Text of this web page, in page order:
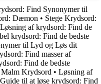
Find Synonymer til
Dæmon • Stege Krydsord:
Løsning af krydsord: Find de
krydsord: Find de bedste
til Lyd og Løs dit
Find masser af
Find de bedste
Krydsord • Løsning af
Guide til at løse krydsord: Find